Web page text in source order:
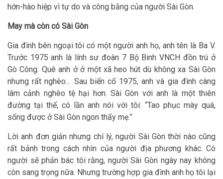
hớn-hào hiệp vì tự do và công bằng của người Sài Gòn.
May mà còn có Sài Gòn
Gia đình bên ngoại tôi có một người anh họ, anh tên là Ba V.
Trước 1975 anh là lính sư đoàn 7 Bộ Binh VNCH đồn trú ở
Gò Công. Quê anh ở ở một xã heo hút dù không xa Sài Gòn
nhưng rất nghèo… Sau biến cố 1975, anh và gia đình càng
lâm cảnh nghèo tệ hại hơn. Sài Gòn với anh là một thiên
đường tại thế, có lần anh nói với tôi: “Tao phục mày quá,
sống được ở Sài Gòn ngon thấy mẹ.”
Lời anh đơn giản nhưng chí lý, người Sài Gòn thời nào cũng
rất bảnh trong cách nhìn của người địa phương khác. Có
người sẽ phản bác tôi rằng, người Sài Gòn ngày nay không
còn sang trọng nữa. Nhưng trường hợp gia đình anh họ tôi lại